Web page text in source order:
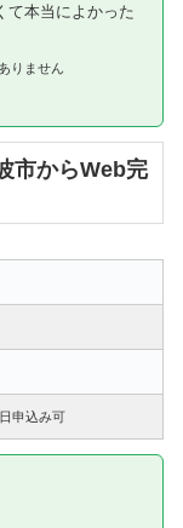
て本当によかった
りません
市からWeb完
申込み可